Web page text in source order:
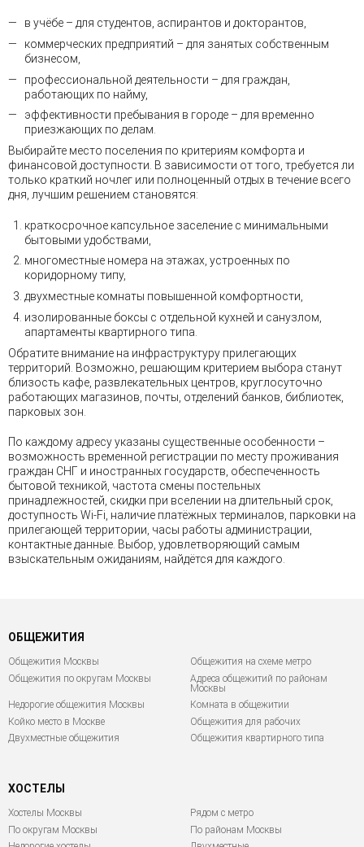
в учёбе – для студентов, аспирантов и докторантов,
коммерческих предприятий – для занятых собственным
бизнесом,
профессиональной деятельности – для граждан,
работающих по найму,
эффективности пребывания в городе – для временно
приезжающих по делам.
Выбирайте место поселения по критериям комфорта и
финансовой доступности. В зависимости от того, требуется ли
только краткий ночлег или полноценный отдых в течение всего
дня, лучшим решением становятся:
краткосрочное капсульное заселение с минимальными
бытовыми удобствами,
многоместные номера на этажах, устроенных по
коридорному типу,
двухместные комнаты повышенной комфортности,
изолированные боксы с отдельной кухней и санузлом,
апартаменты квартирного типа.
Обратите внимание на инфраструктуру прилегающих
территорий. Возможно, решающим критерием выбора станут
близость кафе, развлекательных центров, круглосуточно
работающих магазинов, почты, отделений банков, библиотек,
парковых зон.
По каждому адресу указаны существенные особенности –
возможность временной регистрации по месту проживания
граждан СНГ и иностранных государств, обеспеченность
бытовой техникой, частота смены постельных
принадлежностей, скидки при вселении на длительный срок,
доступность Wi-Fi, наличие платёжных терминалов, парковки на
прилегающей территории, часы работы администрации,
контактные данные. Выбор, удовлетворяющий самым
взыскательным ожиданиям, найдётся для каждого.
ОБЩЕЖИТИЯ
Общежития Москвы
Общежития на схеме метро
Общежития по округам Москвы
Адреса общежитий по районам
Москвы
Недорогие общежития Москвы
Комната в общежитии
Койко место в Москве
Общежития для рабочих
Двухместные общежития
Общежития квартирного типа
ХОСТЕЛЫ
Хостелы Москвы
По округам Москвы
Рядом с метро
По районам Москвы